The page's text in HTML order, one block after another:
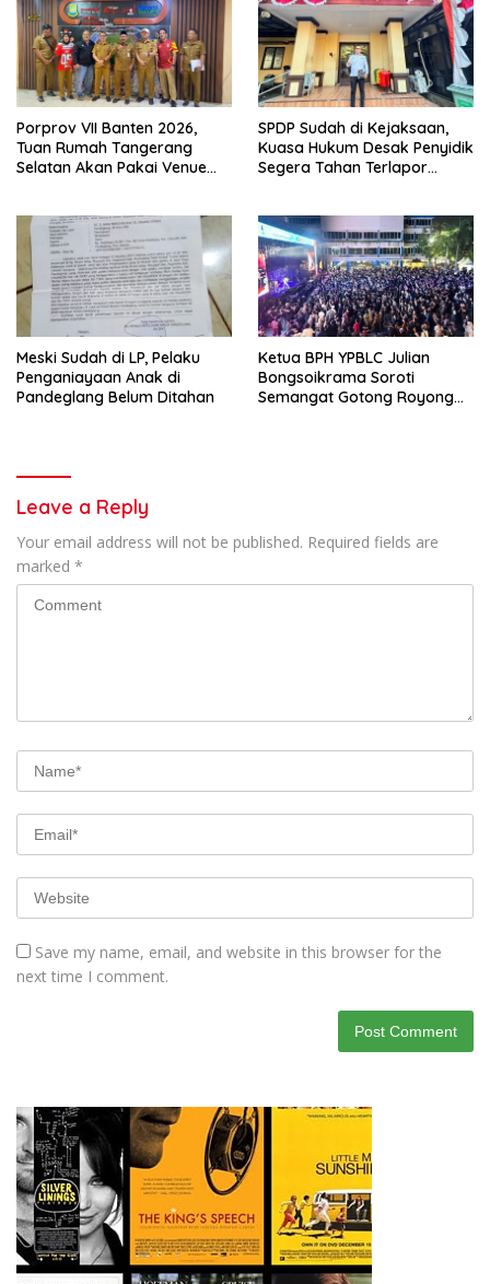
Porprov VII Banten 2026,
Tuan Rumah Tangerang
Selatan Akan Pakai Venue
SPDP Sudah di Kejaksaan,
Kuasa Hukum Desak Penyidik
Segera Tahan Terlapor
Meski Sudah di LP, Pelaku
Penganiayaan Anak di
Pandeglang Belum Ditahan
Ketua BPH YPBLC Julian
Bongsoikrama Soroti
Semangat Gotong Royong
Leave a Reply
Your email address will not be published. Required fields are
marked *
Save my name, email, and website in this browser for the
next time I comment.